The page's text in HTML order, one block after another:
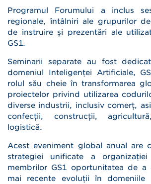
Programul Forumului a inclus
regionale, întâlniri ale grupurilor
de instruire și prezentări ale
GS1.
Seminarii separate au fost
domeniul Inteligenței Artificiale,
rolul său cheie în transformarea
proiectelor privind utilizarea
diverse industrii, inclusiv comerț,
confecții, construcții,
logistică.
Acest eveniment global anual are
strategiei unificate a
membrilor GS1 oportunitatea de a
mai recente evoluții în domeniile